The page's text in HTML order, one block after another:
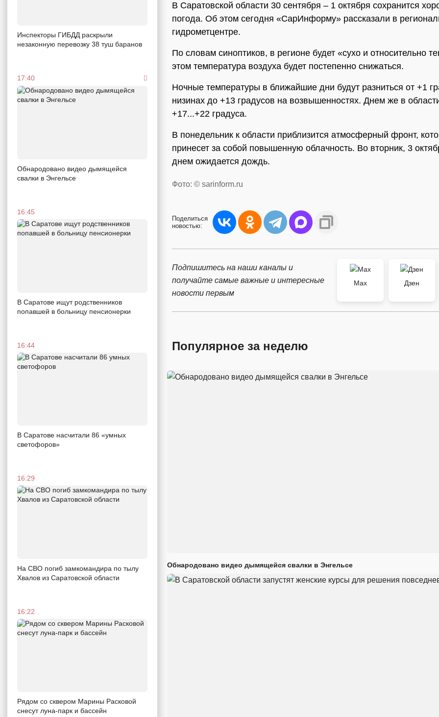
Инспекторы ГИБДД раскрыли
незаконную перевозку 38 туш баранов
17:40
Обнародовано видео дымящейся
свалки в Энгельсе
16:45
В Саратове ищут родственников
попавшей в больницу пенсионерки
16:44
В Саратове насчитали 86 «умных
светофоров»
16:29
На СВО погиб замкомандира по тылу
Хвалов из Саратовской области
16:22
Рядом со сквером Марины Расковой
снесут луна-парк и бассейн
В Саратовской области 30 сентября – 1 октября сохранится
погода. Об этом сегодня «СарИнформу» рассказали в
гидрометцентре.
По словам синоптиков, в регионе будет «сухо и относительно
этом температура воздуха будет постепенно снижаться.
Ночные температуры в ближайшие дни будут разниться от +1
низинах до +13 градусов на возвышенностях. Днем же в
+17...+22 градуса.
В понедельник к области приблизится атмосферный фронт,
принесет за собой повышенную облачность. Во вторник, 3
днем ожидается дождь.
Фото: © sarinform.ru
Поделиться
новостью:
Подпишитесь на наши каналы и
получайте самые важные и интересные
новости первым
Max
Дзен
Популярное за неделю
Обнародовано видео дымящейся свалки в Энгельсе